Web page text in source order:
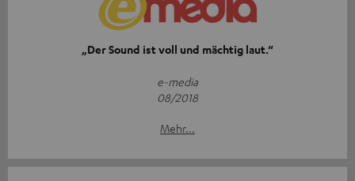
„Der Sound ist voll und mächtig laut.“
e-media
08/2018
Mehr...